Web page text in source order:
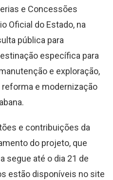
e Concessões
Oficial do Estado, na
pública para
específica para
e exploração,
e modernização
e contribuições da
do projeto, que
segue até o dia 21 de
estão disponíveis no site